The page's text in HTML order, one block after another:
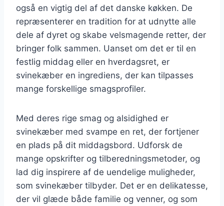
også en vigtig del af det danske køkken. De
repræsenterer en tradition for at udnytte alle
dele af dyret og skabe velsmagende retter, der
bringer folk sammen. Uanset om det er til en
festlig middag eller en hverdagsret, er
svinekæber en ingrediens, der kan tilpasses
mange forskellige smagsprofiler.
Med deres rige smag og alsidighed er
svinekæber med svampe en ret, der fortjener
en plads på dit middagsbord. Udforsk de
mange opskrifter og tilberedningsmetoder, og
lad dig inspirere af de uendelige muligheder,
som svinekæber tilbyder. Det er en delikatesse,
der vil glæde både familie og venner, og som